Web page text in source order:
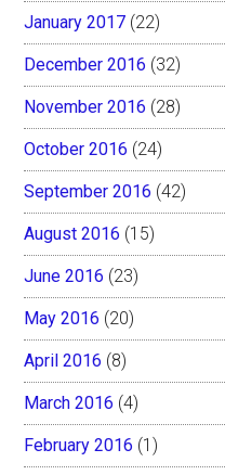
January 2017 (22)
December 2016 (32)
November 2016 (28)
October 2016 (24)
September 2016 (42)
August 2016 (15)
June 2016 (23)
May 2016 (20)
April 2016 (8)
March 2016 (4)
February 2016 (1)